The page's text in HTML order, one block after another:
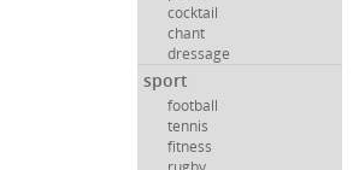
cocktail
chant
dressage
sport
football
tennis
fitness